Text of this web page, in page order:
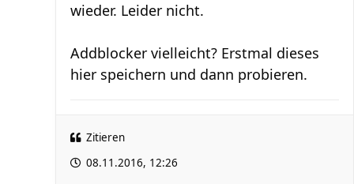
wieder. Leider nicht.
Addblocker vielleicht? Erstmal dieses
hier speichern und dann probieren.
Zitieren
08.11.2016, 12:26